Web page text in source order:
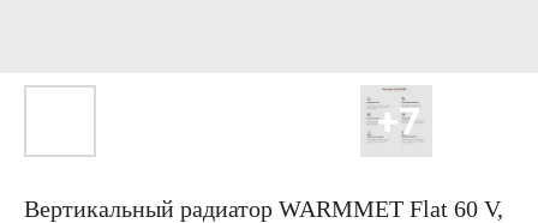
Вертикальный радиатор WARMMET Flat 60 V,